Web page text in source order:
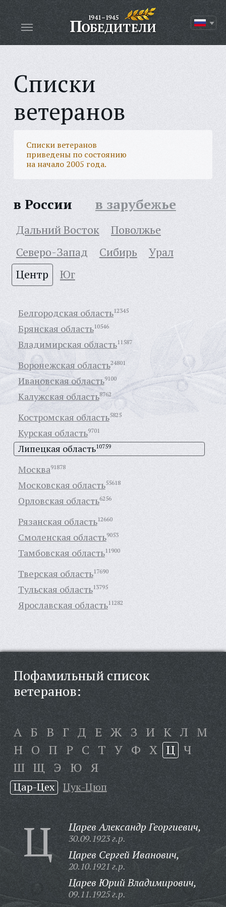
Списки
ветеранов
Списки ветеранов
приведены по состоянию
на начало 2005 года.
в России в зарубежье
Дальний Восток
Поволжье
Северо-Запад
Сибирь
Урал
Центр
Юг
Белгородская область12345
Брянская область10546
Владимирская область11587
Воронежская область24801
Ивановская область9100
Калужская область8762
Костромская область5825
Курская область9701
Липецкая область10759
Москва91878
Московская область55618
Орловская область6256
Рязанская область12660
Смоленская область9053
Тамбовская область11900
Тверская область17690
Тульская область13795
Ярославская область11282
Пофамильный список
ветеранов:
А Б В Г Д Е Ж З И К Л М
Н О П Р С Т У Ф Х Ц Ч
Ш Щ Э Ю Я
Цар-Цех Цук-Цюп
Ц Царев Александр Георгиевич,
30.09.1923 г.р.
Царев Сергей Иванович,
20.10.1921 г.р.
Царев Юрий Владимирович,
09.11.1925 г.р.